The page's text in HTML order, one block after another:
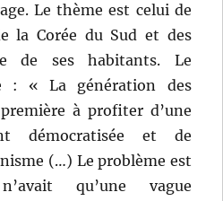
Le thème est celui de
la Corée du Sud et des
de ses habitants. Le
: « La génération des
à profiter d’une
démocratisée et de
(…) Le problème est
qu’une vague